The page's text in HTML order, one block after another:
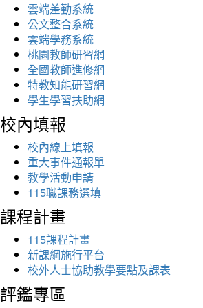
雲端差勤系統
公文整合系統
雲端學務系統
桃園教師研習網
全國教師進修網
特教知能研習網
學生學習扶助網
校內填報
校內線上填報
重大事件通報單
教學活動申請
115職課務選填
課程計畫
115課程計畫
新課綱施行平台
校外人士協助教學要點及課表
評鑑專區